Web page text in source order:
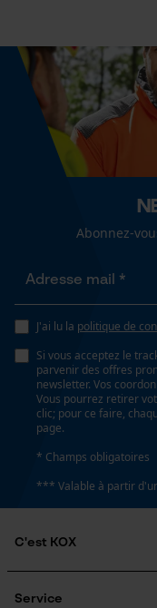
Abonnez-
J'ai lu la politique de
Si vous acceptez le
parvenir des offres
newsletter. Vos
Vous pourrez retirer
clic; pour ce faire,
page.
* Champs obligatoires
*** Valable à partir
C'est KOX
Engagement social
Service
Cookies